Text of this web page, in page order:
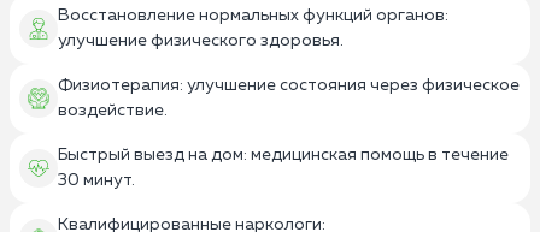
Восстановление нормальных функций органов:
улучшение физического здоровья.
Физиотерапия: улучшение состояния через физическое
воздействие.
Быстрый выезд на дом: медицинская помощь в течение
30 минут.
Квалифицированные наркологи: